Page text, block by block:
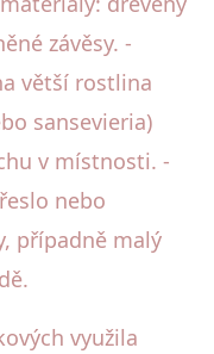
závěsy. -
větší rostlina
sansevieria)
v místnosti. -
nebo
případně malý
využila